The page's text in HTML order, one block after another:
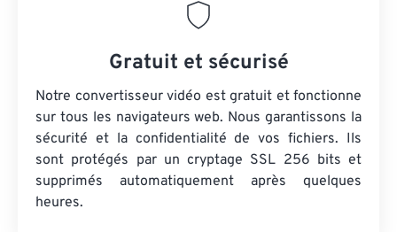
Gratuit et sécurisé
Notre convertisseur vidéo est gratuit et fonctionne
sur tous les navigateurs web. Nous garantissons la
sécurité et la confidentialité de vos fichiers. Ils
sont protégés par un cryptage SSL 256 bits et
supprimés automatiquement après quelques
heures.